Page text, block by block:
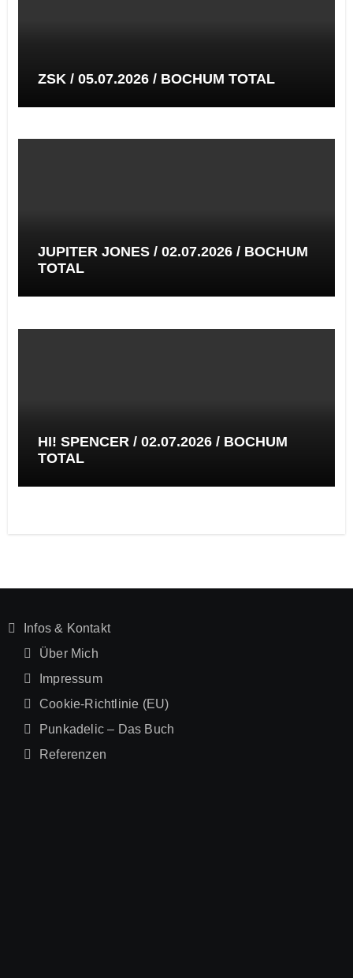
ZSK / 05.07.2026 / BOCHUM TOTAL
JUPITER JONES / 02.07.2026 / BOCHUM
TOTAL
HI! SPENCER / 02.07.2026 / BOCHUM
TOTAL
Infos & Kontakt
Über Mich
Impressum
Cookie-Richtlinie (EU)
Punkadelic – Das Buch
Referenzen